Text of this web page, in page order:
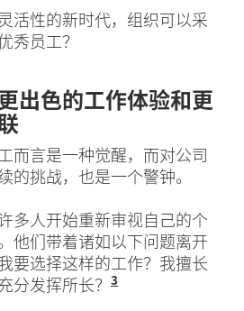
活性的新时代，组织可以采
秀员工？
出色的工作体验和更
而言是一种觉醒，而对公司
的挑战，也是一个警钟。
多人开始重新审视自己的个
他们带着诸如以下问题离开
要选择这样的工作？我擅长
分发挥所长？ 3